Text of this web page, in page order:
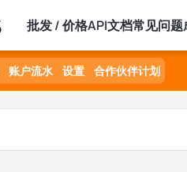
批发 / 价格API文档常见问题
账户流水 设置 合作伙伴计划